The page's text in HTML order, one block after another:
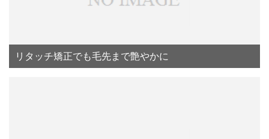
リタッチ矯正でも毛先まで艶やかに